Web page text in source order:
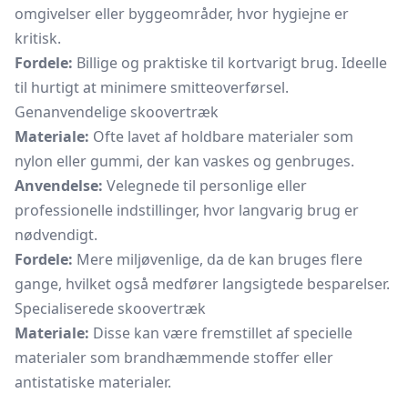
omgivelser eller byggeområder, hvor hygiejne er
kritisk.
Fordele: Billige og praktiske til kortvarigt brug. Ideelle
til hurtigt at minimere smitteoverførsel.
Genanvendelige skoovertræk
Materiale: Ofte lavet af holdbare materialer som
nylon eller gummi, der kan vaskes og genbruges.
Anvendelse: Velegnede til personlige eller
professionelle indstillinger, hvor langvarig brug er
nødvendigt.
Fordele: Mere miljøvenlige, da de kan bruges flere
gange, hvilket også medfører langsigtede besparelser.
Specialiserede skoovertræk
Materiale: Disse kan være fremstillet af specielle
materialer som brandhæmmende stoffer eller
antistatiske materialer.